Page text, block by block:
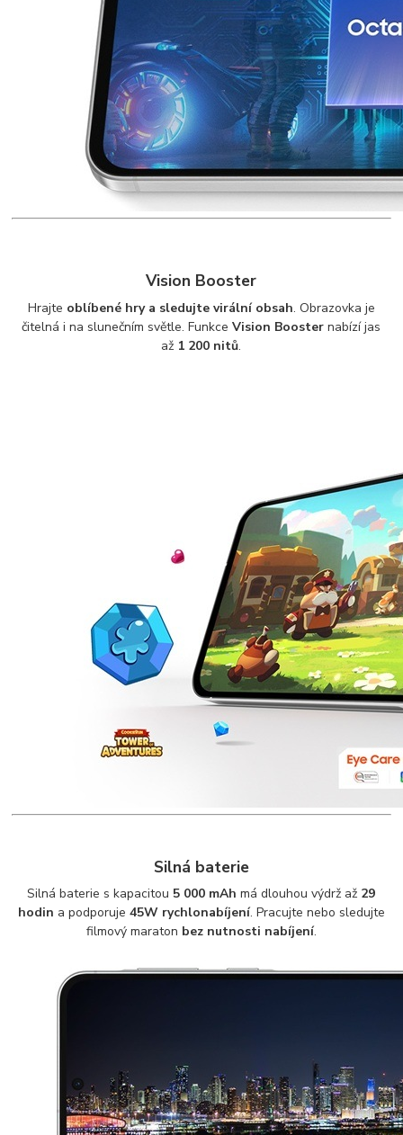
Vision Booster
Hrajte oblíbené hry a sledujte virální obsah. Obrazovka je
čitelná i na slunečním světle. FunkceVision Booster nabízí jas
až 1 200 nitů.
Silná baterie
Silná baterie s kapacitou 5 000 mAh má dlouhou výdrž až 29
hodin a podporuje 45W rychlonabíjení. Pracujte nebo sledujte
filmový maraton bez nutnosti nabíjení.